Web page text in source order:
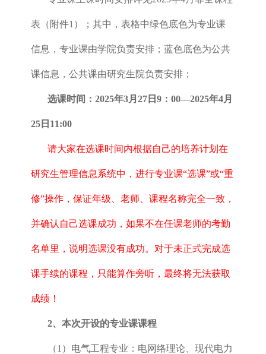
表（附件1）；其中，表格中绿色底色为专业课
信息，专业课由学院负责安排；蓝色底色为公共
课信息，公共课由研究生院负责安排；
选课时间：2025年3月27日9：00—2025年4月
25日11:00
请大家在选课时间内根据自己的培养计划在
研究生管理信息系统中，进行专业课“选课”或“重
修”操作，保证年级、老师、课程名称完全一致，
并确认自己选课成功，如果不在任课老师的考勤
名单里，说明选课没有成功。对于未正式完成选
课手续的课程，只能算作旁听，最终将无法获取
成绩！
2、本次开设的专业课课程
（1）电气工程专业：电网络理论、现代电力